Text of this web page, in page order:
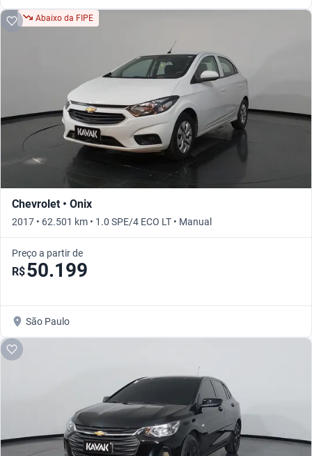
Abaixo da FIPE
Chevrolet • Onix
2017 • 62.501 km • 1.0 SPE/4 ECO LT • Manual
Preço a partir de
R$50.199
São Paulo